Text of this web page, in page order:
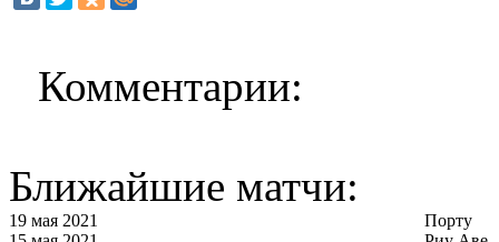
Комментарии:
Ближайшие матчи:
19 мая 2021
Порту